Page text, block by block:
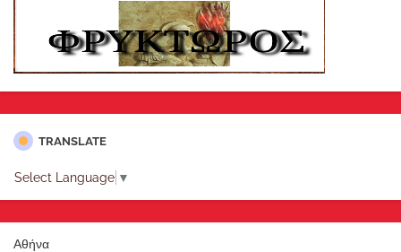
TRANSLATE
Select Language ▼
Αθήνα